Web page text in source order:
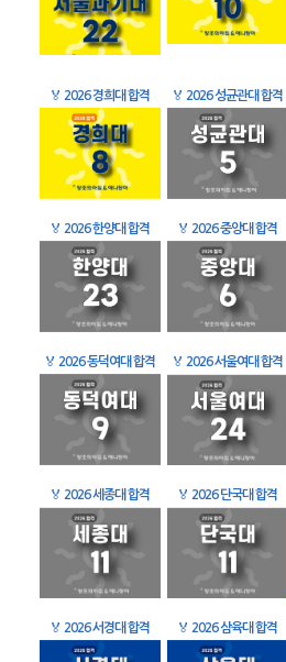
🏅 2026 경희대 합격 🏅 2026 성균관대 합격
🏅 2026 한양대 합격 🏅 2026 중앙대 합격
🏅 2026 동덕여대 합격 🏅 2026 서울여대 합격
🏅 2026 세종대 합격 🏅 2026 단국대 합격
🏅 2026 서경대 합격 🏅 2026 삼육대 합격